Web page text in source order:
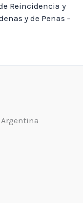
Reincidencia y
y de Penas -
Argentina